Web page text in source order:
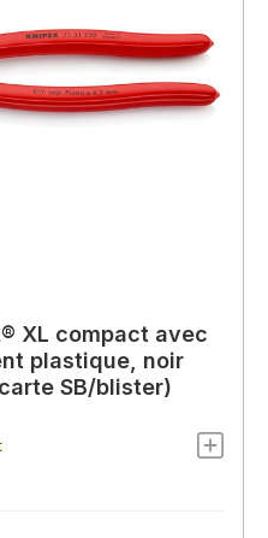
XL compact avec
plastique, noir
SB/blister)